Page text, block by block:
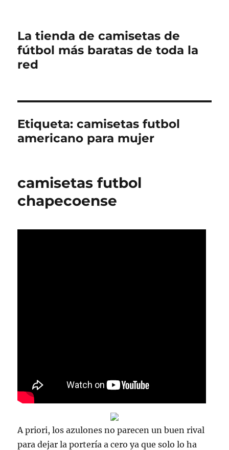
La tienda de camisetas de
fútbol más baratas de toda la
red
Etiqueta:camisetas futbol
americano para mujer
camisetas futbol
chapecoense
A priori, los azulones no parecen un buen rival
para dejar la portería a cero ya que solo lo ha